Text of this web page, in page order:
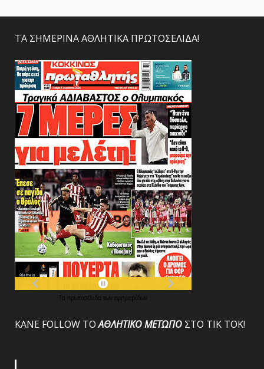
ΤΑ ΣΗΜΕΡΙΝΑ ΑΘΛΗΤΙΚΑ ΠΡΩΤΟΣΕΛΙΔΑ!
Τα πρωτοσέλιδα των εφημερίδων
ΚΑΝΕ FOLLOW ΤΟΑΘΛΗΤΙΚΟΜΕΤΩΠΟ ΣΤΟ ΤΙΚ ΤΟΚ!